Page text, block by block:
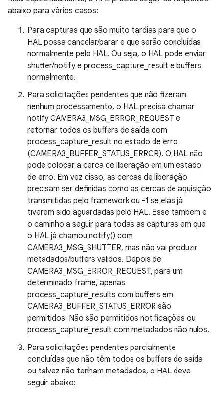
abaixo para vários casos:
Para capturas que são muito tardias para que o
HAL possa cancelar/parar e que serão concluídas
normalmente pelo HAL. Ou seja, o HAL pode enviar
shutter/notify e process_capture_result e buffers
normalmente.
Para solicitações pendentes que não fizeram
nenhum processamento, o HAL precisa chamar
notify CAMERA3_MSG_ERROR_REQUEST e
retornar todos os buffers de saída com
process_capture_result no estado de erro
(CAMERA3_BUFFER_STATUS_ERROR). O HAL não
pode colocar a cerca de liberação em um estado
de erro. Em vez disso, as cercas de liberação
precisam ser definidas como as cercas de aquisição
transmitidas pelo framework ou -1 se elas já
tiverem sido aguardadas pelo HAL. Esse também é
o caminho a seguir para todas as capturas em que
o HAL já chamou notify() com
CAMERA3_MSG_SHUTTER, mas não vai produzir
metadados/buffers válidos. Depois de
CAMERA3_MSG_ERROR_REQUEST, para um
determinado frame, apenas
process_capture_results com buffers em
CAMERA3_BUFFER_STATUS_ERROR são
permitidos. Não são permitidos notificações ou
process_capture_result com metadados não nulos.
Para solicitações pendentes parcialmente
concluídas que não têm todos os buffers de saída
ou talvez não tenham metadados, o HAL deve
seguir abaixo: